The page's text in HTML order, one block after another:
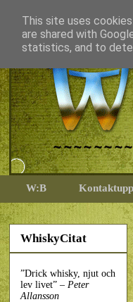
W:B
WhiskyCitat
”Drick whisky, njut och
lev livet” – Peter
Allansson
This site uses
are shared with
statistics, and to